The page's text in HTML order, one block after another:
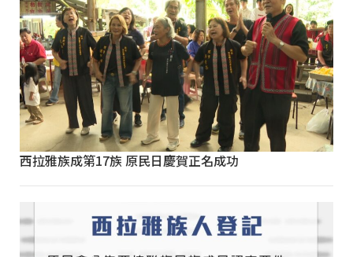
西拉雅族成第17族 原民日慶賀正名成功